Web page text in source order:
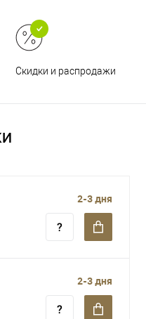
Скидки и распродажи
2-3 дня
2-3 дня